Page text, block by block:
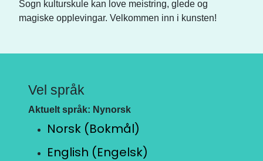
Sogn kulturskule kan love meistring, glede og
magiske opplevingar. Velkommen inn i kunsten!
Vel språk
Aktuelt språk: Nynorsk
Norsk (Bokmål)
English (Engelsk)